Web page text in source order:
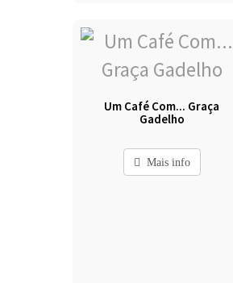
Um Café Com... Graça
Gadelho
Mais info